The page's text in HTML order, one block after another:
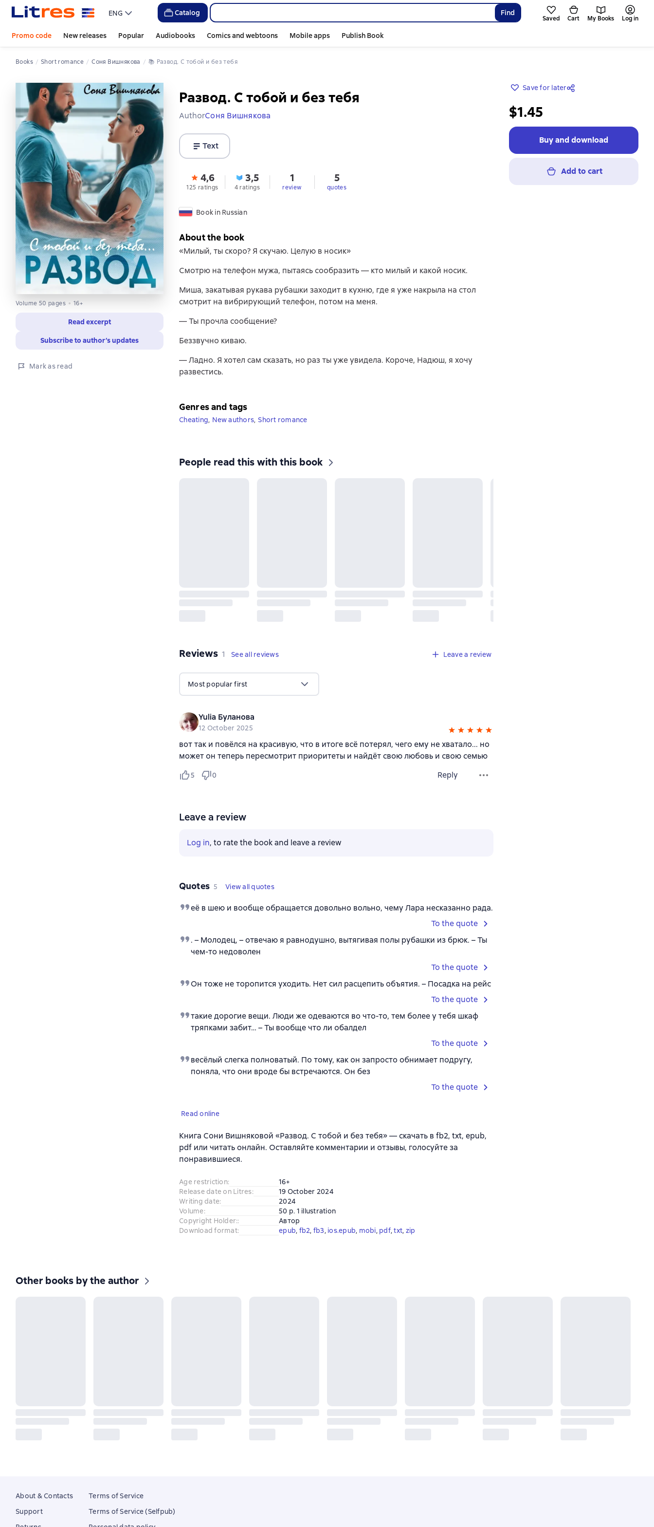
ENG Catalog Find
Saved Cart My Books Log in
Promo code New releases Popular Audiobooks Comics and webtoons Mobile apps Publish Book
Books Short romance Соня Вишнякова 📚 Развод. С тобой и без тебя
Volume 50 pages 16+
Read excerpt
Subscribe to author’s updates
Mark as read
Развод. С тобой и без тебя
AuthorСоня Вишнякова
Text
4,6
125 ratings
3,5
4 ratings
1
review
5
quotes
Book in Russian
Save for later
$1.45
Buy and download
Add to cart
About the book
«Милый, ты скоро? Я скучаю. Целую в носик»
Смотрю на телефон мужа, пытаясь сообразить — кто милый и какой носик.
Миша, закатывая рукава рубашки заходит в кухню, где я уже накрыла на стол
смотрит на вибрирующий телефон, потом на меня.
— Ты прочла сообщение?
Беззвучно киваю.
— Ладно. Я хотел сам сказать, но раз ты уже увидела. Короче, Надюш, я хочу
развестись.
Genres and tags
Cheating, New authors, Short romance
People read this with this book
Reviews 1 review
1 See all reviews Leave a review
Most popular first
Yulia Буланова
12 October 2025
вот так и повёлся на красивую, что в итоге всё потерял, чего ему не хватало... но
может он теперь пересмотрит приоритеты и найдёт свою любовь и свою семью
5 0 Reply
Leave a review
Log in, to rate the book and leave a review
Quotes 5 View all quotes
её в шею и вообще обращается довольно вольно, чему Лара несказанно рада.
To the quote
. – Молодец, – отвечаю я равнодушно, вытягивая полы рубашки из брюк. – Ты
чем-то недоволен
To the quote
Он тоже не торопится уходить. Нет сил расцепить объятия. – Посадка на рейс
To the quote
такие дорогие вещи. Люди же одеваются во что-то, тем более у тебя шкаф
тряпками забит… – Ты вообще что ли обалдел
To the quote
весёлый слегка полноватый. По тому, как он запросто обнимает подругу,
поняла, что они вроде бы встречаются. Он без
To the quote
Read online
Книга Сони Вишняковой «Развод. С тобой и без тебя» — скачать в fb2, txt, epub,
pdf или читать онлайн. Оставляйте комментарии и отзывы, голосуйте за
понравившиеся.
Age restriction:
16+
Release date on Litres:
19 October 2024
Writing date:
2024
Volume:
50 p. 1 illustration
Copyright Holder::
Автор
Download format: epub, fb2, fb3, ios.epub, mobi, pdf, txt, zip
Other books by the author
About & Contacts
Support
Terms of Service
Terms of Service (Selfpub)